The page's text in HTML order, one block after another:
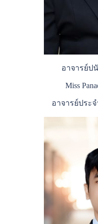
อาจารย์ป
Miss
อาจารย์ประ